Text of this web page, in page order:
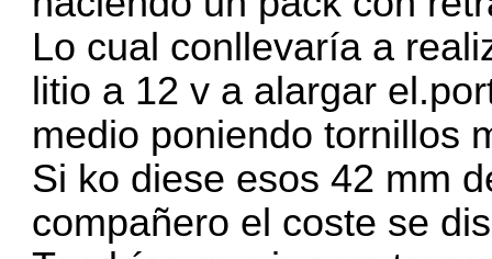
Lo cual conllevaría a
litio a 12 v a alargar
medio poniendo tornillos
Si ko diese esos 42 mm
compañero el coste se